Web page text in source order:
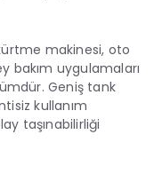
makinesi, oto
bakım uygulamaları
Geniş tank
kullanım
taşınabilirliği